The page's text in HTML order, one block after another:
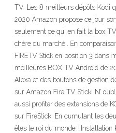
TV. Les 8 meilleurs dépôts Kodi
2020 Amazon propose ce jour
seulement ce qui en fait la box
chère du marché.. En
FIRETV Stick en position 3 dans
meilleures BOX TV Android de
Alexa et des boutons de gestion
sur Amazon Fire TV Stick. N’
aussi profiter des extensions de
sur FireStick. En cumulant les
êtes le roi du monde !